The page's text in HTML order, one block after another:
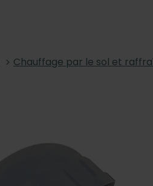
Chauffage par le sol et